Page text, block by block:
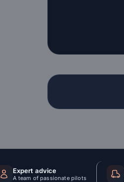
Expert advice
A team of passionate pilots